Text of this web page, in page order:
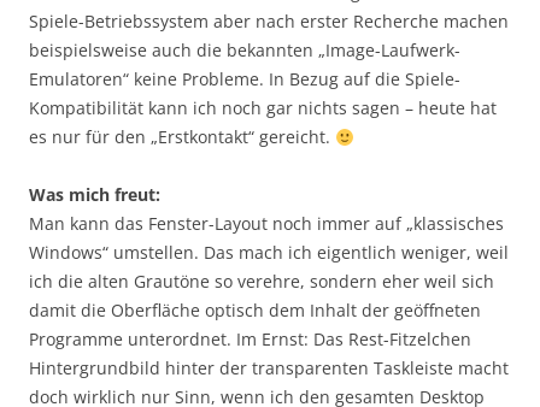
Spiele-Betriebssystem aber nach erster Recherche machen
beispielsweise auch die bekannten „Image-Laufwerk-
Emulatoren“ keine Probleme. In Bezug auf die Spiele-
Kompatibilität kann ich noch gar nichts sagen – heute hat
es nur für den „Erstkontakt“ gereicht.
Was mich freut:
Man kann das Fenster-Layout noch immer auf „klassisches
Windows“ umstellen. Das mach ich eigentlich weniger, weil
ich die alten Grautöne so verehre, sondern eher weil sich
damit die Oberfläche optisch dem Inhalt der geöffneten
Programme unterordnet. Im Ernst: Das Rest-Fitzelchen
Hintergrundbild hinter der transparenten Taskleiste macht
doch wirklich nur Sinn, wenn ich den gesamten Desktop